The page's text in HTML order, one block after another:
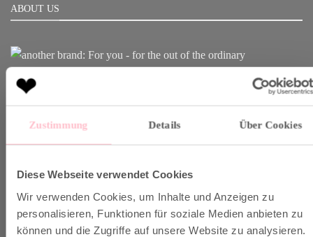
Zustimmung Details Über Cookies
Diese Webseite verwendet Cookies
Wir verwenden Cookies, um Inhalte und Anzeigen zu
personalisieren, Funktionen für soziale Medien anbieten zu
können und die Zugriffe auf unsere Website zu analysieren.
ABOUT US
Born in Munich.
Naturally sustainable.
sustainable production.
VERSAND & INFO